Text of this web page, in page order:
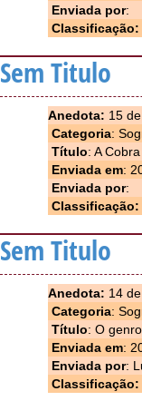
Enviada por:
Classificação:
Sem Titulo
Anedota: 15
Categoria:
Título: A
Enviada em:
Enviada por:
Classificação:
Sem Titulo
Anedota: 14
Categoria:
Título: O
Enviada em:
Enviada por:
Classificação: